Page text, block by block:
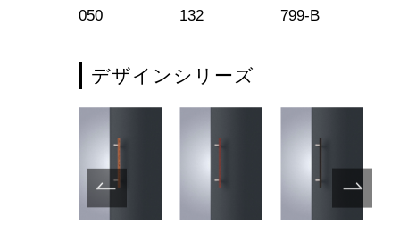
050
132
799-B
デザインシリーズ